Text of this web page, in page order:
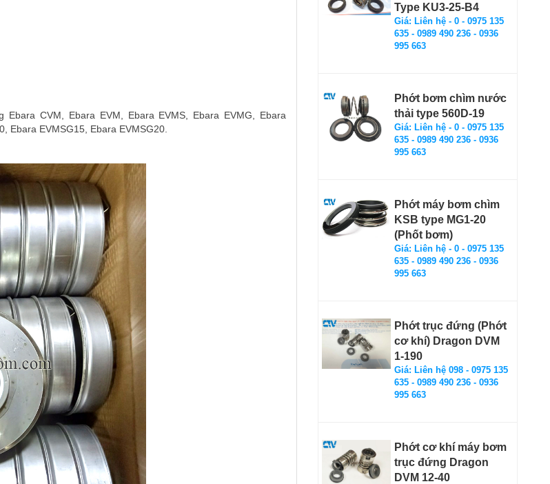
CVM, Ebara EVM, Ebara EVMS, Ebara EVMG, Ebara
Ebara EVMSG15, Ebara EVMSG20.
Type KU3-25-B4
Giá: Liên hệ - 0 - 0975 135
635 - 0989 490 236 - 0936
995 663
Phớt bơm chìm nước
thải type 560D-19
Giá: Liên hệ - 0 - 0975 135
635 - 0989 490 236 - 0936
995 663
Phớt máy bơm chìm
KSB type MG1-20
(Phốt bơm)
Giá: Liên hệ - 0 - 0975 135
635 - 0989 490 236 - 0936
995 663
Phớt trục đứng (Phớt
cơ khí) Dragon DVM
1-190
Giá: Liên hệ 098 - 0975 135
635 - 0989 490 236 - 0936
995 663
Phớt cơ khí máy bơm
trục đứng Dragon
DVM 12-40